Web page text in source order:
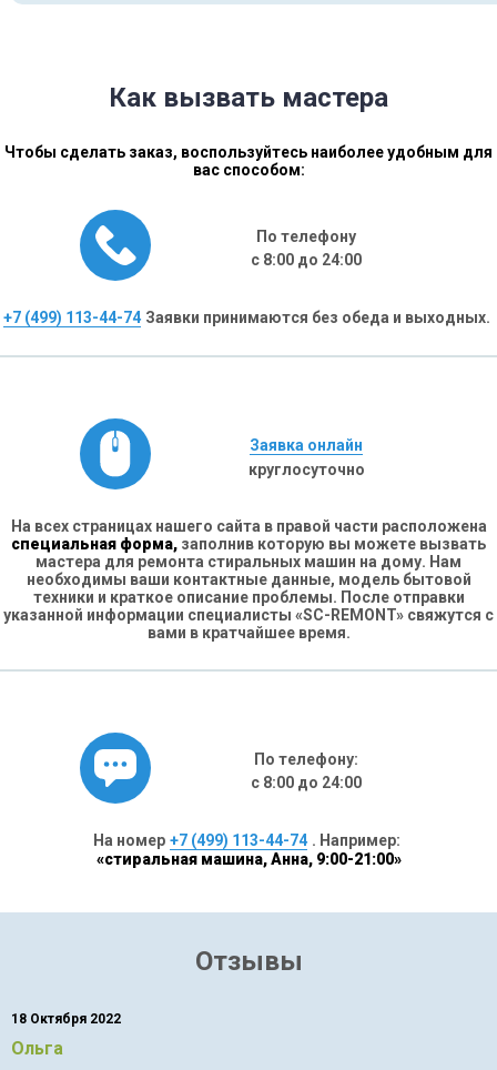
Как вызвать мастера
Чтобы сделать заказ, воспользуйтесь наиболее удобным для
вас способом:
По телефону
с 8:00 до 24:00
+7 (499) 113-44-74 Заявки принимаются без обеда и выходных.
Заявка онлайн
круглосуточно
На всех страницах нашего сайта в правой части расположена
специальная форма, заполнив которую вы можете вызвать
мастера для ремонта стиральных машин на дому. Нам
необходимы ваши контактные данные, модель бытовой
техники и краткое описание проблемы. После отправки
указанной информации специалисты «SC-REMONT» свяжутся с
вами в кратчайшее время.
По телефону:
с 8:00 до 24:00
На номер +7 (499) 113-44-74 . Например:
«стиральная машина, Анна, 9:00-21:00»
Отзывы
18 Октября 2022
Ольга